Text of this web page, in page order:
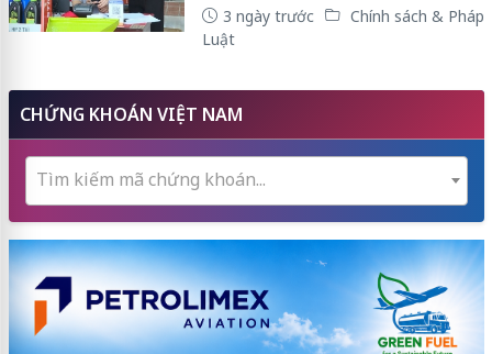
3 ngày trước
Chính sách & Pháp
Luật
CHỨNG KHOÁN VIỆT NAM
Tìm kiếm mã chứng khoán...